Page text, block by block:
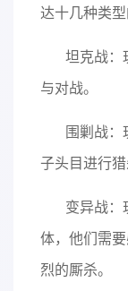
达十几种类
坦克战：
与对战。
围剿战：
子头目进行猎
变异战：
体，他们需
烈的厮杀。